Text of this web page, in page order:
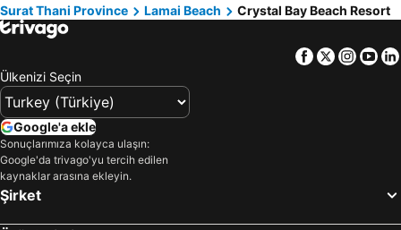
Surat Thani Province
Lamai Beach Crystal Bay Beach Resort
Facebook
Twitter
Ülkenizi Seçin
Google'a ekle
Sonuçlarımıza kolayca ulaşın:
Google'da trivago'yu tercih edilen
kaynaklar arasına ekleyin.
Şirket